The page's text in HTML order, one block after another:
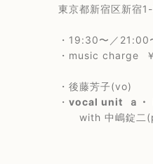
東京都新宿区新宿1-
・19:30〜／21:00
・music charge
・後藤芳子(vo)
・ vocal unit ａ・
with 中嶋錠二(p)